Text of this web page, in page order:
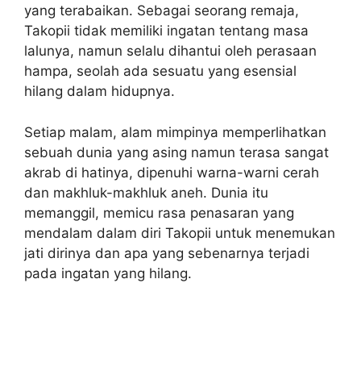
yang terabaikan. Sebagai seorang remaja,
Takopii tidak memiliki ingatan tentang masa
lalunya, namun selalu dihantui oleh perasaan
hampa, seolah ada sesuatu yang esensial
hilang dalam hidupnya.
Setiap malam, alam mimpinya memperlihatkan
sebuah dunia yang asing namun terasa sangat
akrab di hatinya, dipenuhi warna-warni cerah
dan makhluk-makhluk aneh. Dunia itu
memanggil, memicu rasa penasaran yang
mendalam dalam diri Takopii untuk menemukan
jati dirinya dan apa yang sebenarnya terjadi
pada ingatan yang hilang.